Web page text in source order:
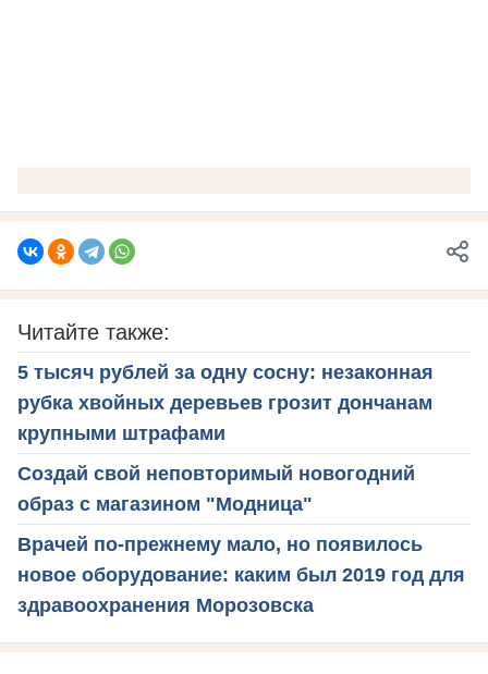
Читайте также:
5 тысяч рублей за одну сосну: незаконная
рубка хвойных деревьев грозит дончанам
крупными штрафами
Создай свой неповторимый новогодний
образ с магазином "Модница"
Врачей по-прежнему мало, но появилось
новое оборудование: каким был 2019 год для
здравоохранения Морозовска